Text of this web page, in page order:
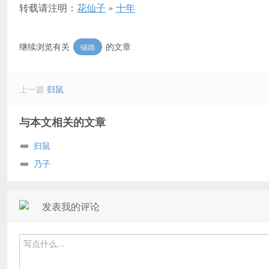
转载请注明： 花仙子 » 十年
继续浏览有关 锡婚 的文章
上一篇 归鼠
与本文相关的文章
归鼠
乃子
发表我的评论